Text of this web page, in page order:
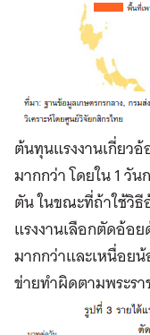
ต้นทุนแรงงานเกี่ยวอ้
มากกว่า โดยใน 1 วั
ตัน ในขณะที่ถ้าใช้วิธี
แรงงานเลือกตัดอ้อย
มากกว่าและเหนื่อย
ข่ายทำผิดตามพระ